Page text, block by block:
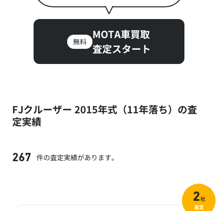
無料
MOTA車買取
査定スタート
FJクルーザー 2015年式（11年落ち）の査
定実績
267 件の査定実績があります。
2社
査定